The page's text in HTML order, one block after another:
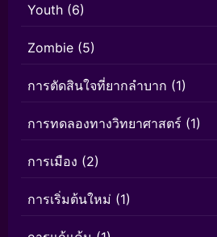
Youth (6)
Zombie (5)
การตัดสินใจที่ยากลำบาก (1)
การทดลองทางวิทยาศาสตร์ (1)
การเมือง (2)
การเริ่มต้นใหม่ (1)